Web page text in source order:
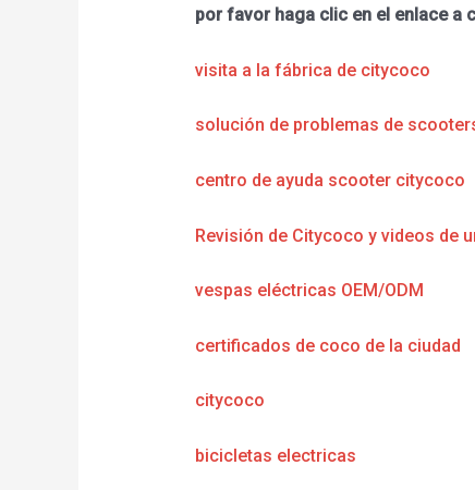
por favor haga clic en el enlace a
visita a la fábrica de citycoco
solución de problemas de
centro de ayuda scooter citycoco
Revisión de Citycoco y videos de
vespas eléctricas OEM/ODM
certificados de coco de la ciudad
citycoco
bicicletas electricas